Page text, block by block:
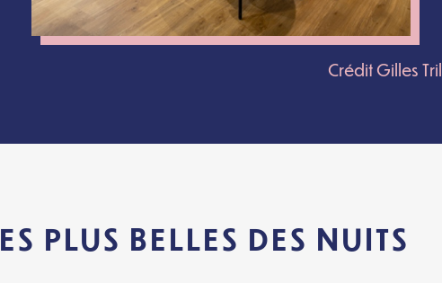
Crédit Gilles
PLUS BELLES DES NUITS